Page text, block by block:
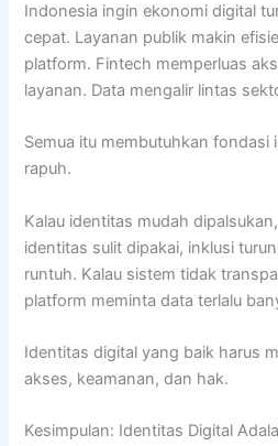
Indonesia ingin ekonomi digital
cepat. Layanan publik makin
platform. Fintech memperluas
layanan. Data mengalir lintas
Semua itu membutuhkan fondasi
rapuh.
Kalau identitas mudah
identitas sulit dipakai, inklusi
runtuh. Kalau sistem tidak
platform meminta data terlalu
Identitas digital yang baik harus
akses, keamanan, dan hak.
Kesimpulan: Identitas Digital